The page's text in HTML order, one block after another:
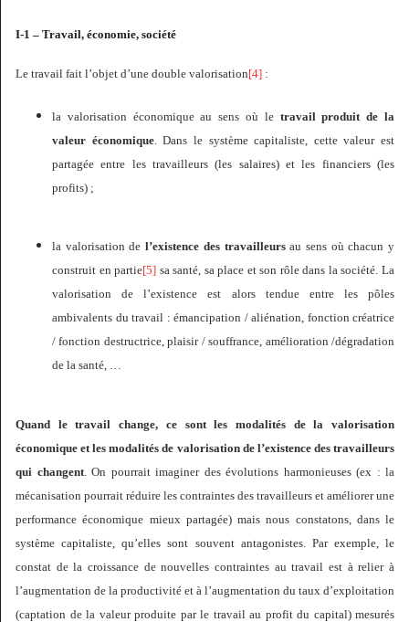
I-1 – Travail, économie, société
Le travail fait l’objet d’une double valorisation[4] :
la valorisation économique au sens où le travail produit de la
valeur économique. Dans le système capitaliste, cette valeur est
partagée entre les travailleurs (les salaires) et les financiers (les
profits) ;
la valorisation del’existence des travailleursau sens où chacun y
construit en partie[5] sa santé, sa place et son rôle dans la société. La
valorisation de l’existence est alors tendue entre les pôles
ambivalents du travail : émancipation / aliénation, fonction créatrice
/ fonction destructrice, plaisir / souffrance, amélioration /dégradation
de la santé, …
Quand le travail change, ce sont les modalités de la valorisation
économique et les modalités de valorisation de l’existence des travailleurs
qui changent. On pourrait imaginer des évolutions harmonieuses (ex : la
mécanisation pourrait réduire les contraintes des travailleurs et améliorer une
performance économique mieux partagée) mais nous constatons, dans le
système capitaliste, qu’elles sont souvent antagonistes. Par exemple, le
constat de la croissance de nouvelles contraintes au travail est à relier à
l’augmentation de la productivité et à l’augmentation du taux d’exploitation
(captation de la valeur produite par le travail au profit du capital) mesurés